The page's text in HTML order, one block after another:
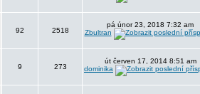
92 2518
pá únor 23, 2018 7:32 am
Zbultran
9 273
út červen 17, 2014 8:51 am
dominika